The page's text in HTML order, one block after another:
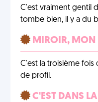
C'est vraiment gentil
tombe bien, il y a du
MIROIR, MON
C'est la troisième
de profil.
C'EST DANS